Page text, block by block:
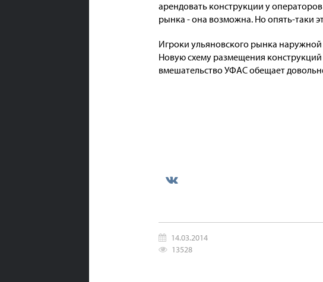
арендовать конструкции у
рынка - она возможна. Но опять-таки
Игроки ульяновского рынка
Новую схему размещения
вмешательство УФАС обещает
14.03.2014
13528